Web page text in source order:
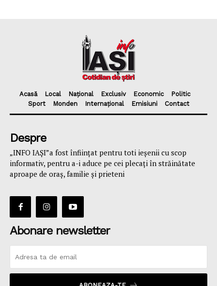
Acasă Local Național Exclusiv Economic
Politic
Sport
Monden Internațional Emisiuni Contact
Despre
„INFO IAȘI”a fost înfiinţat pentru toti ieşenii cu scop
informativ, pentru a-i aduce pe cei plecaţi în străinătate
aproape de oraş, familie și prieteni
Abonare newsletter